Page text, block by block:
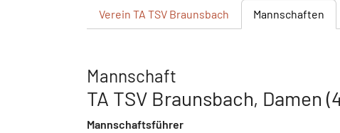
Verein TA TSV Braunsbach Mannschaften
Mannschaft
TA TSV Braunsbach, Damen
Mannschaftsführer